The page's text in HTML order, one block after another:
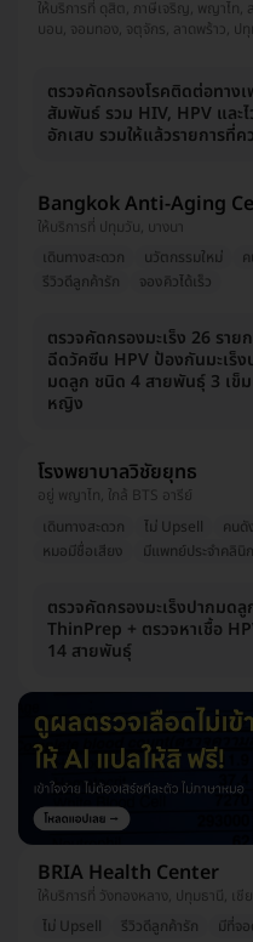
ให้บริการที่ ดุสิต, ภาษีเจริญ, พญาไท,
บอน, จอมทอง, จตุจักร, ลาดพร้าว, ป
บางรัก
ตรวจคัดกรองโรคติดต่อทาง
สัมพันธ์ รวม HIV, HPV และ
อักเสบ รวมให้แล้วรายการที่ค
Bangkok Anti-Aging
ให้บริการที่ ปทุมวัน, บางนา
เดินทางสะดวก
นวัตกรรมใหม่
รีวิวดีลูกค้ารัก
จองคิวได้เร็ว
ตรวจคัดกรองมะเร็ง 26 ราย
ฉีดวัคซีน HPV ป้องกันมะเร็ง
มดลูก ชนิด 4 สายพันธุ์ 3 เข็
หญิง
โรงพยาบาลวิชัยยุทธ
อยู่ พญาไท, ใกล้ BTS อารีย์
เดินทางสะดวก
ไม่ Upsell
คนดั
หมอมีชื่อเสียง
มีแพทย์ประจำคลินิก
ตรวจคัดกรองมะเร็งปากมดลู
ThinPrep + ตรวจหาเชื้อ
14 สายพันธุ์
BRIA Health Center
ให้บริการที่ วังทองหลาง, ปทุมธานี, เชี
ไม่ Upsell
รีวิวดีลูกค้ารัก มีที่จ